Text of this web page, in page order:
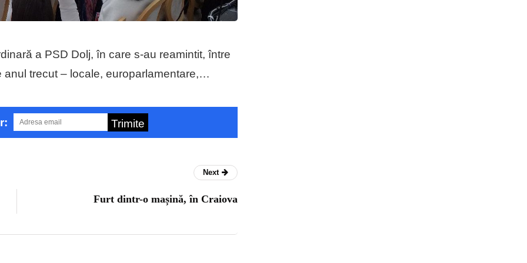
a PSD Dolj, în care s-au reamintit, între
trecut – locale, europarlamentare,…
Trimite
Next
Furt dintr-o mașină, în Craiova